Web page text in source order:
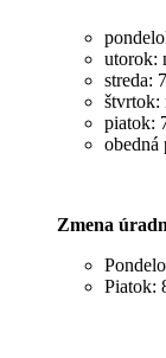
utorok:
streda:
štvrtok:
piatok:
obedná
Zmena
Piatok: